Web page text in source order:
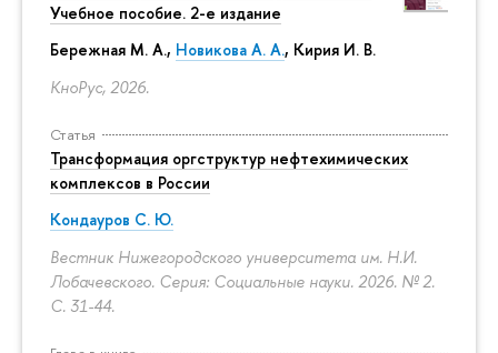
Учебное пособие. 2-е издание
Бережная М. А., Новикова А. А., Кирия И. В.
КноРус, 2026.
Статья
Трансформация оргструктур нефтехимических
комплексов в России
Кондауров С. Ю.
Вестник Нижегородского университета им. Н.И.
Лобачевского. Серия: Социальные науки. 2026. № 2.
С. 31-44.